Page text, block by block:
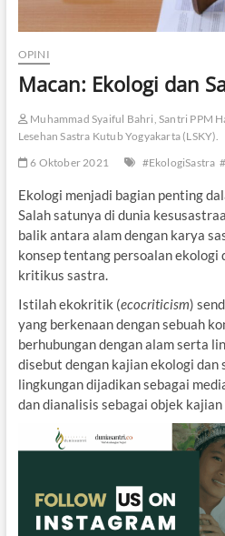
OPINI
Macan: Ekologi dan
Muhammad Syaiful Bahri, Santri PPM
Lesehan Sastra Kutub Yogyakarta (LSKY).
6 Oktober 2021
#EkologiSastra
Ekologi menjadi bagian penting
Salah satunya di dunia
balik antara alam dengan karya
konsep tentang persoalan ekologi
kritikus sastra.
Istilah ekokritik (ecocriticism)
yang berkenaan dengan sebuah
berhubungan dengan alam serta
disebut dengan kajian ekologi dan
lingkungan dijadikan sebagai
dan dianalisis sebagai objek